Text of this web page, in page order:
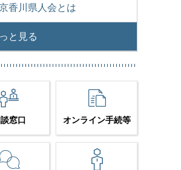
香川県人会とは
と見る
窓口 オンライン手続等